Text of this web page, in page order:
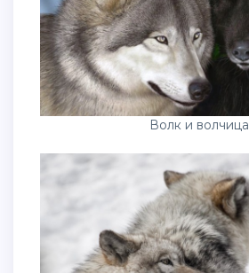
Волк и волчица